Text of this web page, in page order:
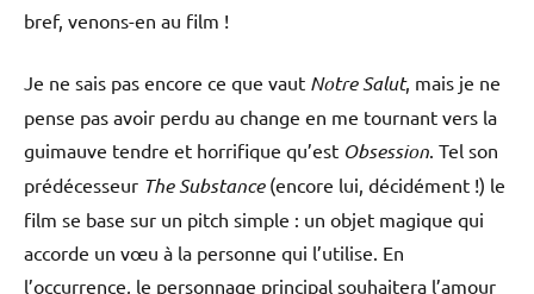
bref, venons-en au film !
Je ne sais pas encore ce que vaut Notre Salut, mais je ne
pense pas avoir perdu au change en me tournant vers la
guimauve tendre et horrifique qu’est Obsession . Tel son
prédécesseur The Substance (encore lui, décidément !) le
film se base sur un pitch simple : un objet magique qui
accorde un vœu à la personne qui l’utilise. En
l’occurrence, le personnage principal souhaitera l’amour